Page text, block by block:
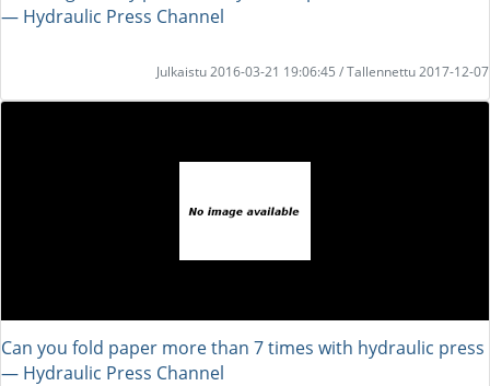
― Hydraulic Press Channel
Julkaistu 2016-03-21 19:06:45 / Tallennettu 2017-12-07
Can you fold paper more than 7 times with hydraulic press
― Hydraulic Press Channel